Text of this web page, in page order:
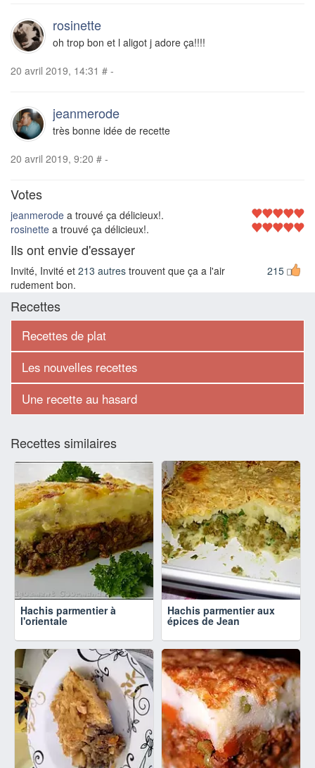
rosinette
oh trop bon et l aligot j adore ça!!!!
20 avril 2019, 14:31 # -
jeanmerode
très bonne idée de recette
20 avril 2019, 9:20 # -
Votes
jeanmerode a trouvé ça délicieux!.
rosinette a trouvé ça délicieux!.
Ils ont envie d'essayer
215
Invité, Invité et 213 autres trouvent que ça a l'air
rudement bon.
Recettes
Recettes de plat
Les nouvelles recettes
Une recette au hasard
Recettes similaires
Hachis parmentier à
l'orientale
Hachis parmentier aux
épices de Jean